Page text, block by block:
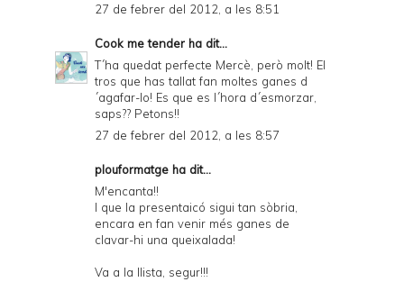
27 de febrer del 2012, a les 8:51
Cook me tender ha dit...
T´ha quedat perfecte Mercè, però molt! El
tros que has tallat fan moltes ganes d
´agafar-lo! Es que es l´hora d´esmorzar,
saps?? Petons!!
27 de febrer del 2012, a les 8:57
plouformatge ha dit...
M'encanta!!
I que la presentaicó sigui tan sòbria,
encara en fan venir més ganes de
clavar-hi una queixalada!
Va a la llista, segur!!!